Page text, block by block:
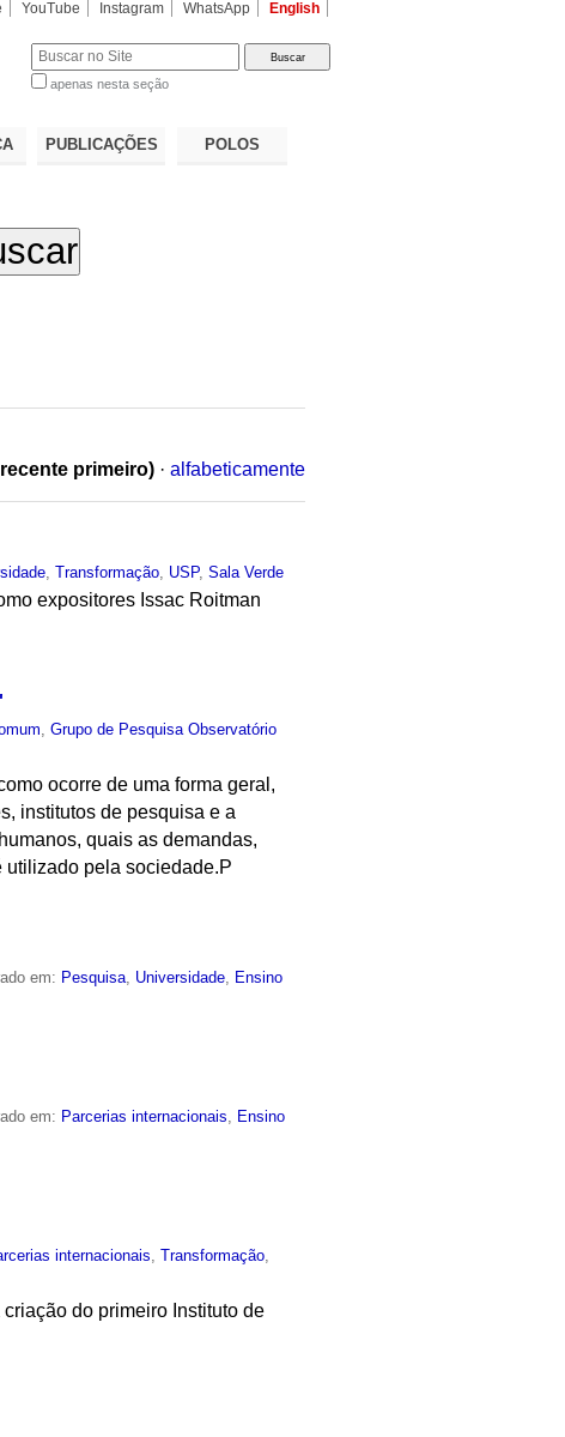
YouTube Instagram WhatsApp English
apenas nesta seção
PUBLICAÇÕES POLOS
primeiro) · alfabeticamente
,Transformação USP,Sala Verde
expositores Issac Roitman
,Grupo de Pesquisa Observatório
ocorre de uma forma geral,
institutos de pesquisa e a
quais as demandas,
utilizado pela sociedade.P
em: Pesquisa, Universidade, Ensino
em: Parcerias internacionais, Ensino
internacionais ,Transformação
do primeiro Instituto de